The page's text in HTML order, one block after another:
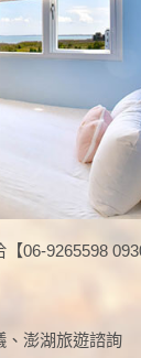
06-9265598
、澎湖旅遊諮詢